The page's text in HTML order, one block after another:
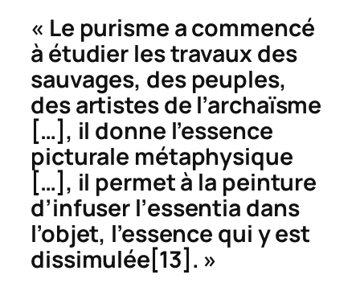
« Le purisme a commencé
à étudier les travaux des
sauvages, des peuples,
des artistes de l’archaïsme
[…], il donne l’essence
picturale métaphysique
[…], il permet à la peinture
d’infuser l’essentia dans
l’objet, l’essence qui y est
dissimulée[13]. »